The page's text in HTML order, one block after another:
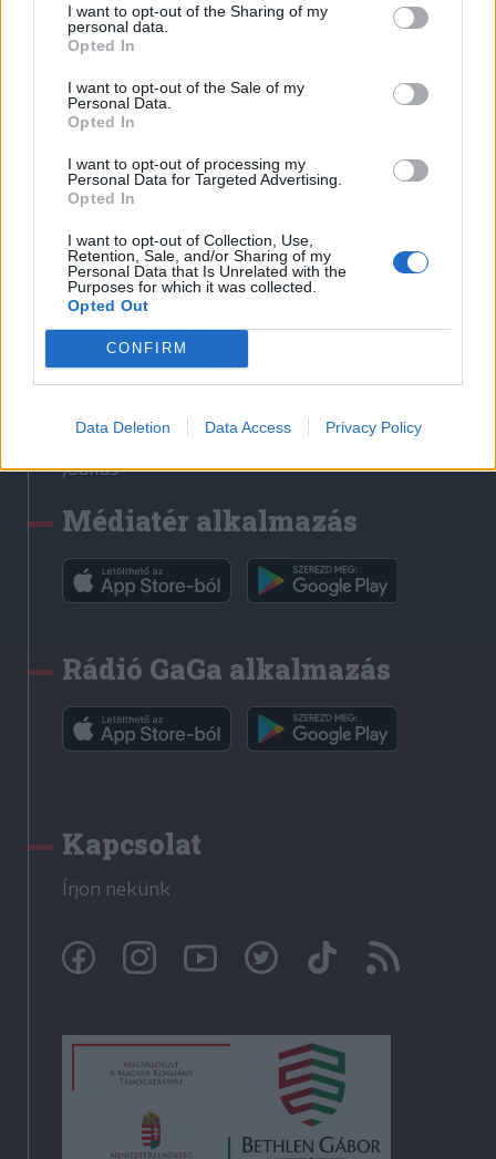
I want to opt-out of the Sharing of my
personal data.
Opted In
I want to opt-out of the Sale of my
Personal Data.
Opted In
I want to opt-out of processing my
Personal Data for Targeted Advertising.
Opted In
I want to opt-out of Collection, Use,
Retention, Sale, and/or Sharing of my
Personal Data that Is Unrelated with the
Purposes for which it was collected.
Opted Out
CONFIRM
Data Deletion Data Access Privacy Policy
Sütibeállítások
Médiatér
Liget
Krónika
Bihari Napló
Erdélyi Napló
Főtér
Rádió GaGa
Jóállás
Médiatér alkalmazás
Rádió GaGa alkalmazás
Kapcsolat
Írjon nekünk